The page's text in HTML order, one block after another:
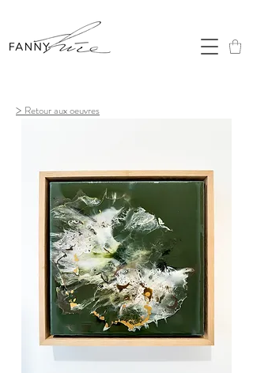
> Retour aux oeuvres